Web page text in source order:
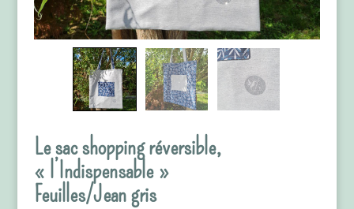
Le sac shopping réversible,
« l’Indispensable »
Feuilles/Jean gris